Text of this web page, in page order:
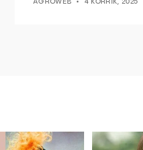
AGROWEB 4 KORRIK, 2025